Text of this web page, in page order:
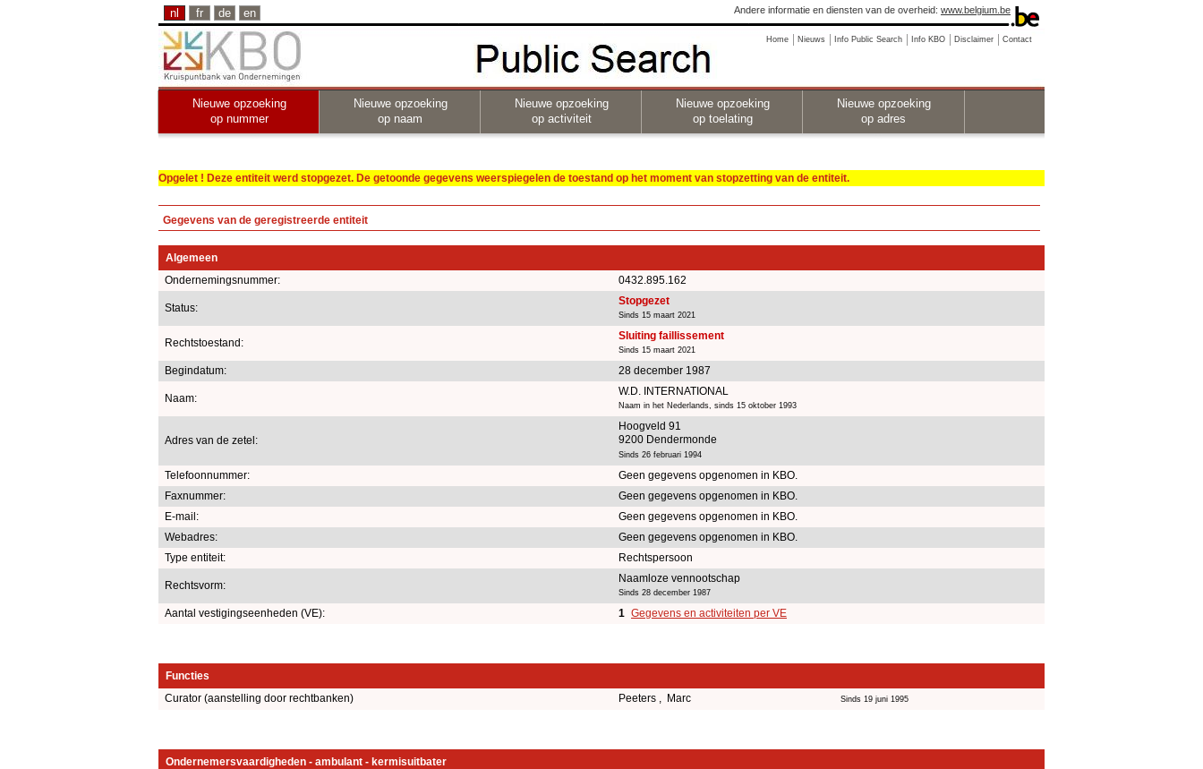
nl fr de en Andere informatie en diensten van de overheid: www.belgium.be
Home Nieuws Info Public Search Info KBO Disclaimer Contact
Nieuwe opzoeking
op nummer
Nieuwe opzoeking
op naam
Nieuwe opzoeking
op activiteit
Nieuwe opzoeking
op toelating
Nieuwe opzoeking
op adres
Opgelet ! Deze entiteit werd stopgezet. De getoonde gegevens weerspiegelen de toestand op het moment van stopzetting van de entiteit.
Gegevens van de geregistreerde entiteit
Algemeen
Ondernemingsnummer:
0432.895.162
Status:
Stopgezet
Sinds 15 maart 2021
Rechtstoestand:
Sluiting faillissement
Sinds 15 maart 2021
Begindatum: 28 december 1987
Naam:
W.D. INTERNATIONAL
Naam in het Nederlands, sinds 15 oktober 1993
Adres van de zetel:
Hoogveld 91
9200 Dendermonde
Sinds 26 februari 1994
Telefoonnummer:
Geen gegevens opgenomen in KBO.
Faxnummer:
Geen gegevens opgenomen in KBO.
E-mail:
Geen gegevens opgenomen in KBO.
Webadres:
Geen gegevens opgenomen in KBO.
Type entiteit:
Rechtspersoon
Rechtsvorm:
Naamloze vennootschap
Sinds 28 december 1987
Aantal vestigingseenheden (VE): 1 Gegevens en activiteiten per VE
Functies
Curator (aanstelling door rechtbanken)
Peeters , Marc Sinds 19 juni 1995
Ondernemersvaardigheden - ambulant - kermisuitbater